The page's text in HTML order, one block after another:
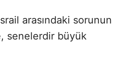
arasındaki sorunun
senelerdir büyük